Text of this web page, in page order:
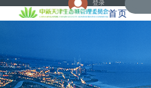
登录
首页